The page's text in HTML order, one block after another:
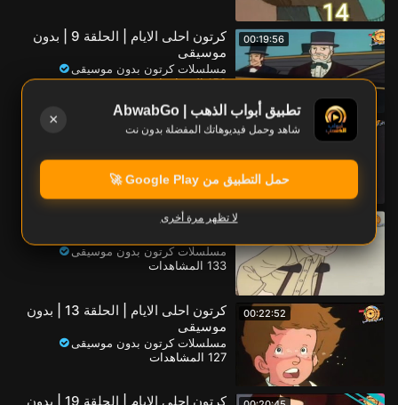
00:19:56
كرتون احلى الايام | الحلقة 9 | بدون
موسيقى
مسلسلات كرتون بدون موسيقى
153 المشاهدات
00:19:16
كرتون احلى الايام | الحلقة 3 | بدون
مسلسلات كرتون بدون موسيقى
مسلسلات كرتون بدون موسيقى
133 المشاهدات
00:22:52
كرتون احلى الايام | الحلقة 13 | بدون
موسيقى
مسلسلات كرتون بدون موسيقى
127 المشاهدات
كرتون احلى الايام | الحلقة 19 | بدون
تطبيق أبواب الذهب | AbwabGo
شاهد وحمل فيديوهاتك المفضلة بدون نت
×
حمل التطبيق من Google Play 🚀
لا تظهر مرة أخرى